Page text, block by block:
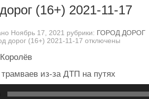
(16+) 2021-11-17
Ноябрь 17, 2021 рубрики: ГОРОД ДОРОГ
дорог (16+) 2021-11-17 отключены
из-за ДТП на путях